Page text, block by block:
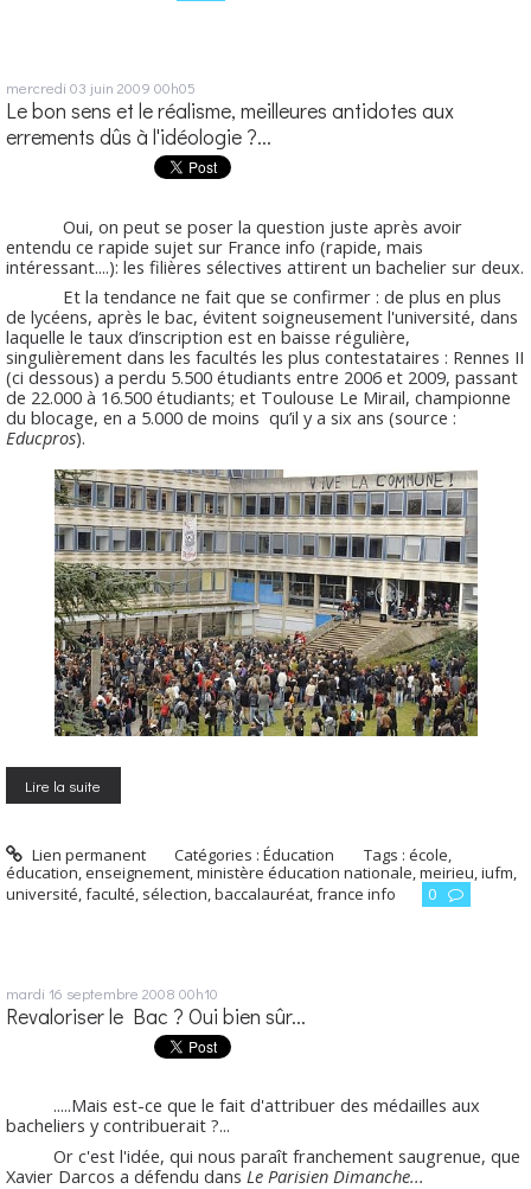
mercredi 03 juin 2009 00h05
Le bon sens et le réalisme, meilleures antidotes aux
errements dûs à l'idéologie ?...
Oui, on peut se poser la question juste après avoir
entendu ce rapide sujet sur France info (rapide, mais
intéressant....): les filières sélectives attirent un bachelier sur deux.
Et la tendance ne fait que se confirmer : de plus en plus
de lycéens, après le bac, évitent soigneusement l'université, dans
laquelle le taux d’inscription est en baisse régulière,
singulièrement dans les facultés les plus contestataires : Rennes II
(ci dessous) a perdu 5.500 étudiants entre 2006 et 2009, passant
de 22.000 à 16.500 étudiants; et Toulouse Le Mirail, championne
du blocage, en a 5.000 de moins qu’il y a six ans (source :
Educpros).
Lire la suite
Lien permanent Catégories :Éducation Tags :école,
éducation,enseignement,ministère éducation nationale,meirieu,iufm,
université,faculté, sélection,baccalauréat,france info 0
mardi 16 septembre 2008 00h10
Revaloriser le Bac ? Oui bien sûr...
.....Mais est-ce que le fait d'attribuer des médailles aux
bacheliers y contribuerait ?...
Or c'est l'idée, qui nous paraît franchement saugrenue, que
Xavier Darcos a défendu dans Le Parisien Dimanche...